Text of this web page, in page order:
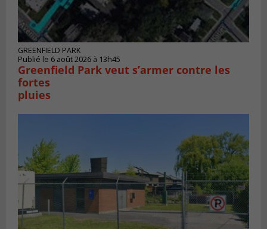
GREENFIELD PARK
Publié le 6 août 2026 à 13h45
Greenfield Park veut s’armer contre les
fortes
pluies